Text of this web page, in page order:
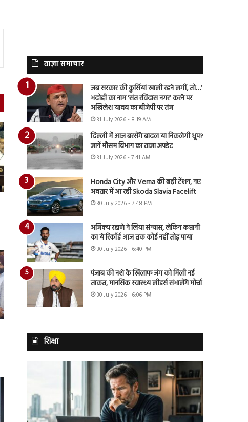
ताज़ा समाचार
जब सरकार की कुर्सियां खाली रहने लगीं, तो…’
भदोही का नाम ‘संत रविदास नगर’ करने पर
अखिलेश यादव का बीजेपी पर तंज
31 July 2026 - 8:19 AM
दिल्ली में आज बरसेंगे बादल या निकलेगी धूप?
जानें मौसम विभाग का ताजा अपडेट
31 July 2026 - 7:41 AM
Honda City और Verna की बढ़ी टेंशन, नए
अवतार में आ रही Skoda Slavia Facelift
30 July 2026 - 7:48 PM
अजिंक्य रहाणे ने लिया संन्यास, लेकिन कप्तानी
का ये रिकॉर्ड आज तक कोई नहीं तोड़ पाया
30 July 2026 - 6:40 PM
पंजाब की नशे के खिलाफ जंग को मिली नई
ताकत, मानसिक स्वास्थ्य लीडर्स संभालेंगे मोर्चा
30 July 2026 - 6:06 PM
शिक्षा